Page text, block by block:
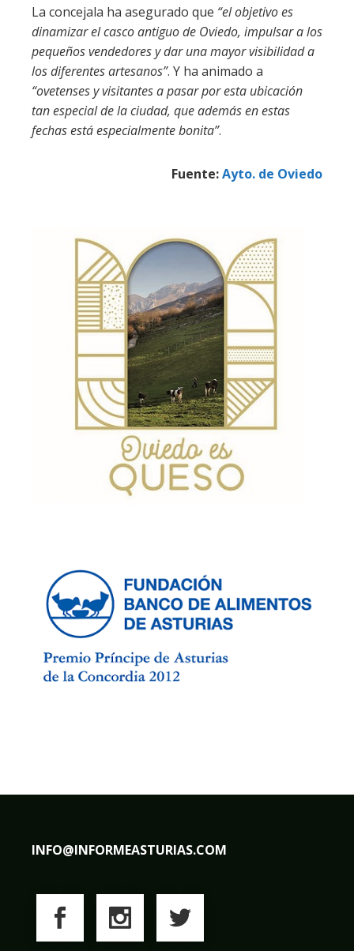
La concejala ha asegurado que “el objetivo es
dinamizar el casco antiguo de Oviedo, impulsar a los
pequeños vendedores y dar una mayor visibilidad a
los diferentes artesanos”. Y ha animado a
“ovetenses y visitantes a pasar por esta ubicación
tan especial de la ciudad, que además en estas
fechas está especialmente bonita”.
Fuente:Ayto. de Oviedo
INFO@INFORMEASTURIAS.COM